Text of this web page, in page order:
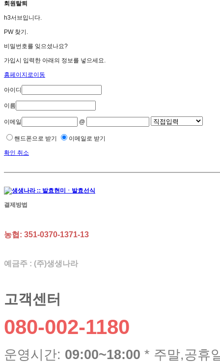
회원탈퇴
h3서브입니다.
PW 찾기.
비밀번호를 잊으셨나요?
가입시 입력한 아래의 정보를 넣으세요.
홈페이지로이동
아이디
이름
이메일 @
핸드폰으로 받기 이메일로 받기
확인 취소
결제방법
농협: 351-0370-1371-13
예금주 : (주)생생나라
고객센터
080-002-1180
운영시간: 09:00~18:00 * 주말,공휴